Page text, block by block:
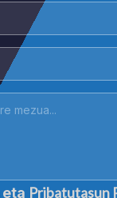
eta Pribatutasun